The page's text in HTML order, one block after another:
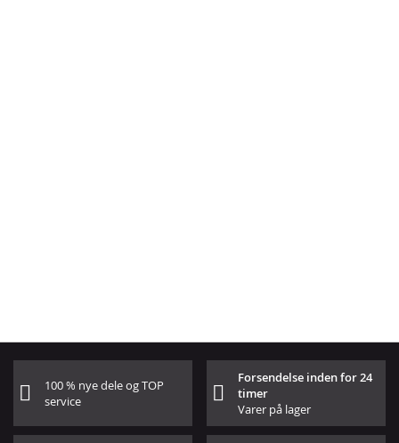
100 % nye dele og TOP
service
Forsendelse inden for 24
timer
Varer på lager